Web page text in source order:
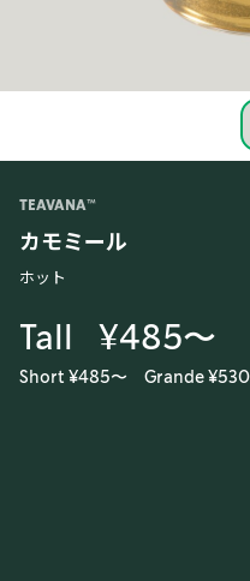
TEAVANA™
カモミール
ホット
Tall ¥485〜
Short ¥485〜 Grande